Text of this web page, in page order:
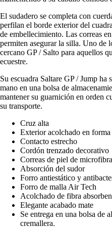
El sudadero se completa con
perfilan el borde exterior del
de embellecimiento. Las correas
permiten asegurar la silla. Uno de
cercano GP / Salto para aquellos
ecuestre.
Su escuadra Saltare GP / Jump ha
mano en una bolsa de
mantener su guarnición en orden
su transporte.
Cruz alta
Exterior acolchado en
Contacto estrecho
Cordón trenzado decorativo
Correas de piel de microfibra
Absorción del sudor
Forro antiestático y
Forro de malla Air Tech
Acolchado de fibra
Elegante acabado mate
Se entrega en una bolsa de
cremallera.